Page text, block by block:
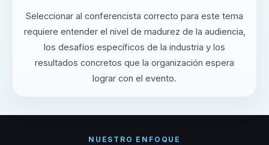
Seleccionar al conferencista correcto para este tema
requiere entender el nivel de madurez de la audiencia,
los desafíos específicos de la industria y los
resultados concretos que la organización espera
lograr con el evento.
NUESTRO ENFOQUE